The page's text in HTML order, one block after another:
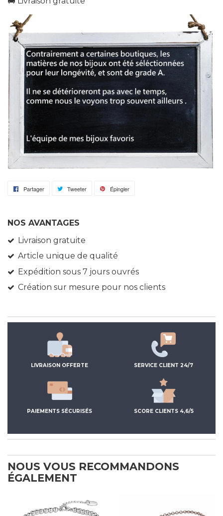
Partager
Partager
Facebook
Tweeter
TweeterÉpingler
NOS AVANTAGES
Livraison gratuite
Article unique de qualité
Expédition sous 7 jours ouvrés
Création sur mesure pour nos clients
LIVRAISON OFFERTE SERVICE CLIENT 24/7
PAIEMENTS SÉCURISÉS SCORE CLIENTS 4,6/5
NOUS VOUS RECOMMANDONS
ÉGALEMENT